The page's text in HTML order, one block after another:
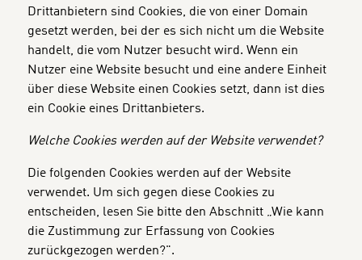
Drittanbietern sind Cookies, die von einer Domain
gesetzt werden, bei der es sich nicht um die Website
handelt, die vom Nutzer besucht wird. Wenn ein
Nutzer eine Website besucht und eine andere Einheit
über diese Website einen Cookies setzt, dann ist dies
ein Cookie eines Drittanbieters.
Welche Cookies werden auf der Website verwendet?
Die folgenden Cookies werden auf der Website
verwendet. Um sich gegen diese Cookies zu
entscheiden, lesen Sie bitte den Abschnitt „Wie kann
die Zustimmung zur Erfassung von Cookies
zurückgezogen werden?".